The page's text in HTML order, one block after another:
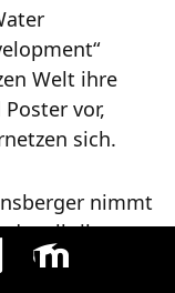
Welt ihre
vor,
sich.
nimmt
stellt ihr
Posters vor.